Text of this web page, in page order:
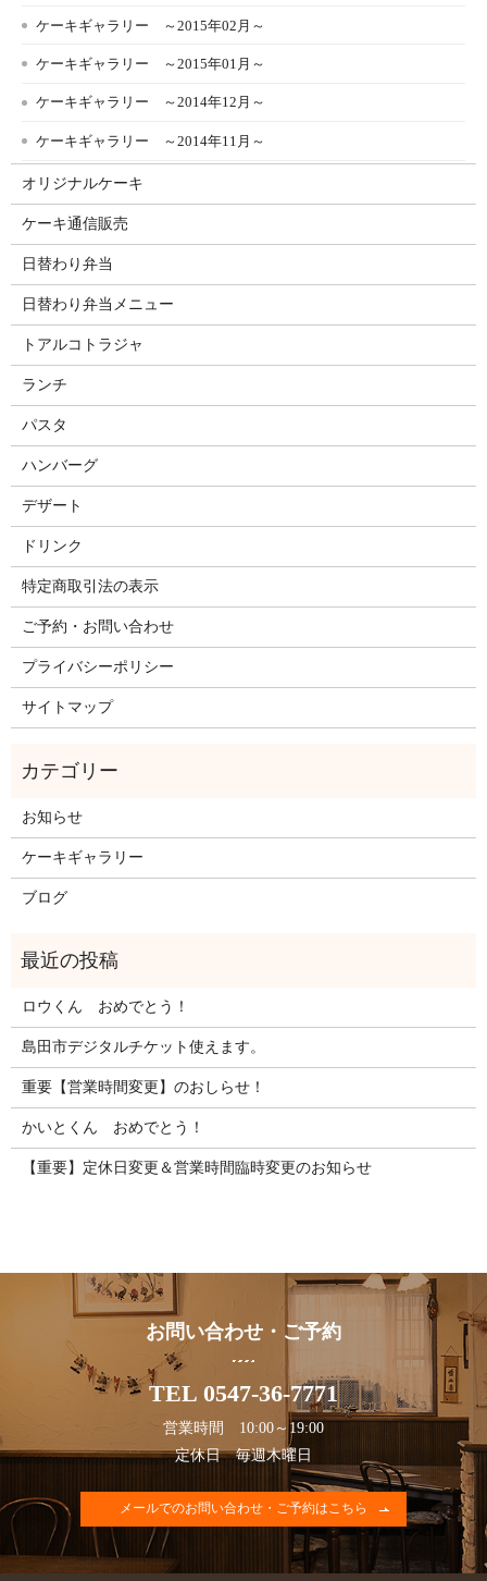
ケーキギャラリー ～2015年02月～
ケーキギャラリー ～2015年01月～
ケーキギャラリー ～2014年12月～
ケーキギャラリー ～2014年11月～
オリジナルケーキ
ケーキ通信販売
日替わり弁当
日替わり弁当メニュー
トアルコトラジャ
ランチ
パスタ
ハンバーグ
デザート
ドリンク
特定商取引法の表示
ご予約・お問い合わせ
プライバシーポリシー
サイトマップ
お知らせ
ケーキギャラリー
ブログ
ロウくん おめでとう！
島田市デジタルチケット使えます。
重要【営業時間変更】のおしらせ！
かいとくん おめでとう！
【重要】定休日変更＆営業時間臨時変更のお知らせ
お問い合わせ・ご予約
TEL 0547-36-7771
営業時間 10:00～19:00
定休日 毎週木曜日
メールでのお問い合わせ・ご予約はこちら